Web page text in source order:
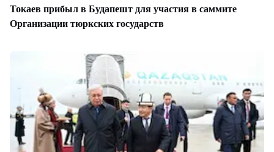
Токаев прибыл в Будапешт для участия в саммите
Организации тюркских государств